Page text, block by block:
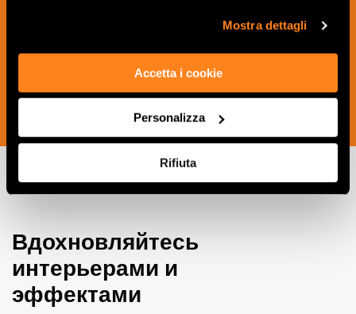
Mostra dettagli
Accetta i cookie
Personalizza
Rifiuta
креативные идеи из мира керамики и
дизайна интерьера.
ПОДПИСАТЬСЯ СЕЙЧАС
FAP Ceramiche: РУТС Откройте для себя другие
Вдохновляйтесь
интерьерами и
эффектами